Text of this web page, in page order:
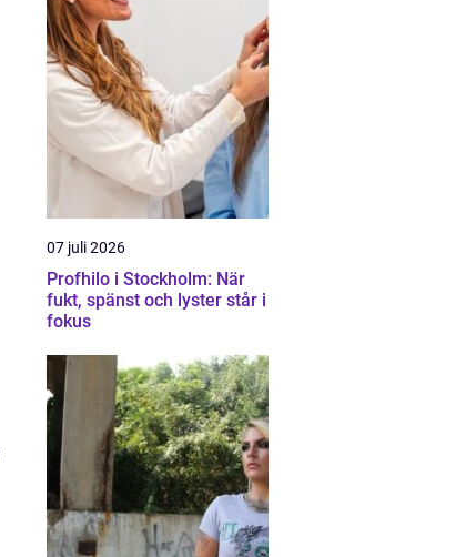
07 juli 2026
Profhilo i Stockholm: När
fukt, spänst och lyster står i
fokus